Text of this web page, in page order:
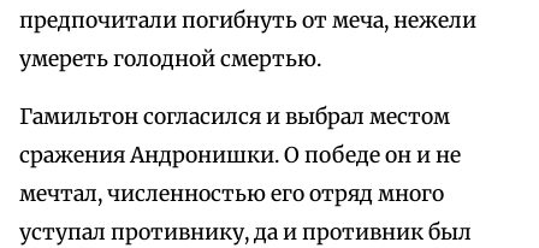
предпочитали погибнуть от меча, нежели
умереть голодной смертью.
Гамильтон согласился и выбрал местом
сражения Андронишки. О победе он и не
мечтал, численностью его отряд много
уступал противнику, да и противник был